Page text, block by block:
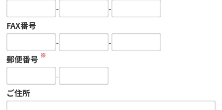
-
-
FAX番号
-
-
郵便番号 ※
-
ご住所